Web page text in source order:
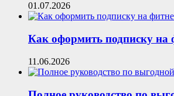
01.07.2026
Как оформить подписку на
11.06.2026